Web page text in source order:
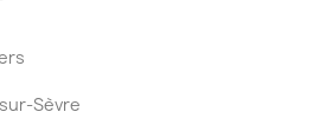
Sèvre